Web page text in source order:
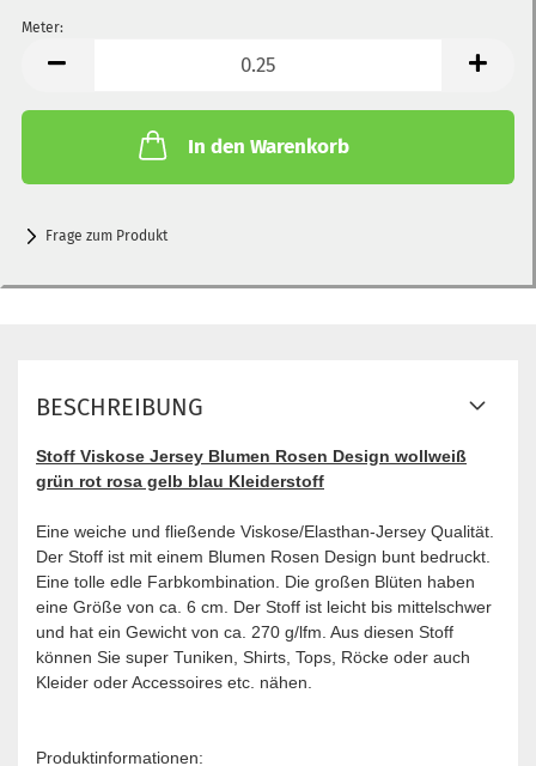
Meter:
In den Warenkorb
Frage zum Produkt
BESCHREIBUNG
Stoff Viskose Jersey Blumen Rosen Design wollweiß
grün rot rosa gelb blau Kleiderstoff
Eine weiche und fließende Viskose/Elasthan-Jersey Qualität.
Der Stoff ist mit einem Blumen Rosen Design bunt bedruckt.
Eine tolle edle Farbkombination. Die großen Blüten haben
eine Größe von ca. 6 cm. Der Stoff ist leicht bis mittelschwer
und hat ein Gewicht von ca. 270 g/lfm. Aus diesen Stoff
können Sie super Tuniken, Shirts, Tops, Röcke oder auch
Kleider oder Accessoires etc. nähen. ​
Produktinformationen: